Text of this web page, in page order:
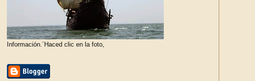
Información.´Haced clic en la foto,